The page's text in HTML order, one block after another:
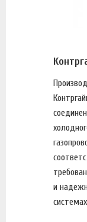
и